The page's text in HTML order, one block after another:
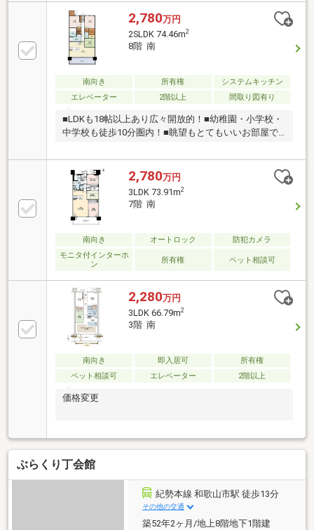
2,780万円
2SLDK 74.46m2
8階 南
南向き 所有権
システムキッチン
エレベーター
2階以上 間取り図有り
■LDKも18帖以上あり広々開放的！■幼稚園・小学校・
中学校も徒歩10分圏内！■眺望もとてもいいお部屋で
2,780万円
3LDK 73.91m2
7階 南
南向き オートロック
防犯カメラ
モニタ付インターホ
ン
所有権 ペット相談可
2,280万円
3LDK 66.79m2
3階 南
南向き 即入居可
所有権
ペット相談可
エレベーター 2階以上
価格変更
ぶらくり丁会館
紀勢本線 和歌山市駅 徒歩13分
その他の交通
築52年2ヶ月/地上8階地下1階建